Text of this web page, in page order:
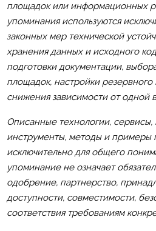
площадок или информационных
упоминания используются
законных мер технической
хранения данных и исходного
подготовки документации,
площадок, настройки резервного
снижения зависимости от одной
Описанные технологии,
инструменты, методы и примеры
исключительно для общего
упоминание не означает
одобрение, партнерство,
доступности, совместимости,
соответствия требованиям